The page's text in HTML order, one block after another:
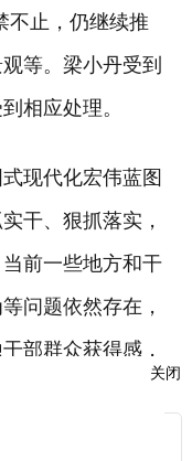
不止，仍继续推
等。梁小丹受到
相应处理。
现代化宏伟蓝图
干、狠抓落实，
前一些地方和干
问题依然存在，
部群众获得感，
对高质量落实党
僚主义提出明确
关闭